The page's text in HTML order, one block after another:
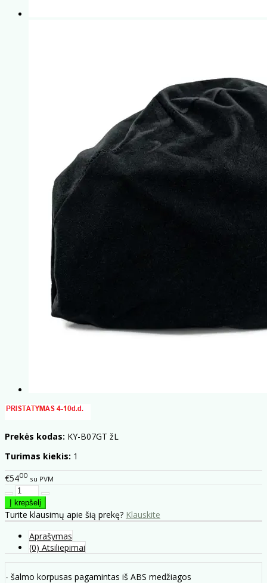
Prekės kodas: KY-B07GT žL
Turimas kiekis: 1
€5400 su PVM
Turite klausimų apie šią prekę? Klauskite
Aprašymas
(0) Atsiliepimai
- šalmo korpusas pagamintas iš ABS medžiagos